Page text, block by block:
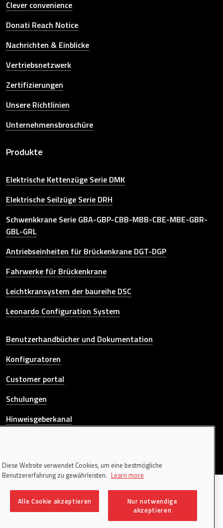
Clever convenience
Donati Reach Notice
Nachrichten & Einblicke
Vertriebsnetzwerk
Zertifizierungen
Unsere Richtlinien
Unternehmensbroschüre
Produkte
Elektrische Kettenzüge Serie DMK
Elektrische Seilzüge Serie DRH
Schwenkkrane Serie GBA-GBP-CBB-MBB-CBE-MBE-GBR-
GBL-GRL
Antriebseinheiten für Brückenkrane DGT-DGP
Fahrwerke für Brückenkrane
Leichtkransystem der baureihe DSC
Leonardo Configuration System
Other link
Benutzerhandbücher und Dokumentation
Konfiguratoren
Customer portal
Schulungen
Hinweisgeberkanal
© 2026 Donati Sollevamenti S.r.l. All rights reserved. | P.IVA
00195340120
Colophon
Privacy policy
Diese Website verwendet Cookies, um eine bestmögliche
Benutzererfahrung zu gewährleisten. Learn more
Alle Cookie akzeptieren
Nur notwendige
akzeptieren